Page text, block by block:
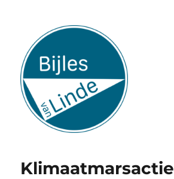
Klimaatmarsactie